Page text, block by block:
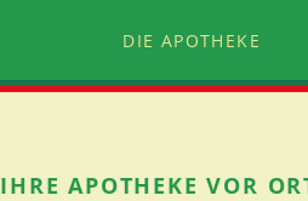
DIE APOTHEKE
IHRE APOTHEKE VOR